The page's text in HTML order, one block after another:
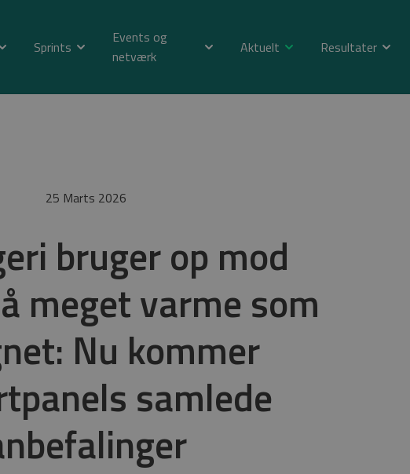
Sprints
Events og
netværk
Aktuelt Resultater
25 Marts 2026
bruger op mod
meget varme som
Nu kommer
samlede